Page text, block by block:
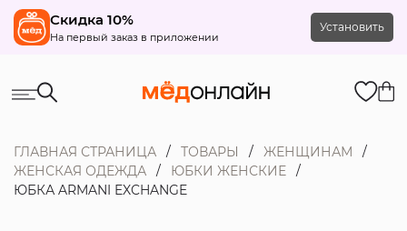
Скидка 10%
На первый заказ в приложении
Установить
ГЛАВНАЯ СТРАНИЦА ТОВАРЫ
ЖЕНЩИНАМ
ЖЕНСКАЯ ОДЕЖДА
ЮБКИ ЖЕНСКИЕ
ЮБКА ARMANI EXCHANGE